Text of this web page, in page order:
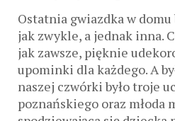
Ostatnia gwiazdka w domu
jak zwykle, a jednak inna.
jak zawsze, pięknie
upominki dla każdego. A
naszej czwórki było troje
poznańskiego oraz młoda